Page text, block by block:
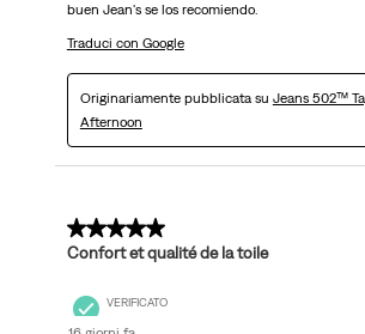
buen Jean's se los recomiendo.
Traduci con Google
Originariamente pubblicata su Jeans 502™
Afternoon
5 su 5 stelle.
Confort et qualité de la toile
VERIFICATO